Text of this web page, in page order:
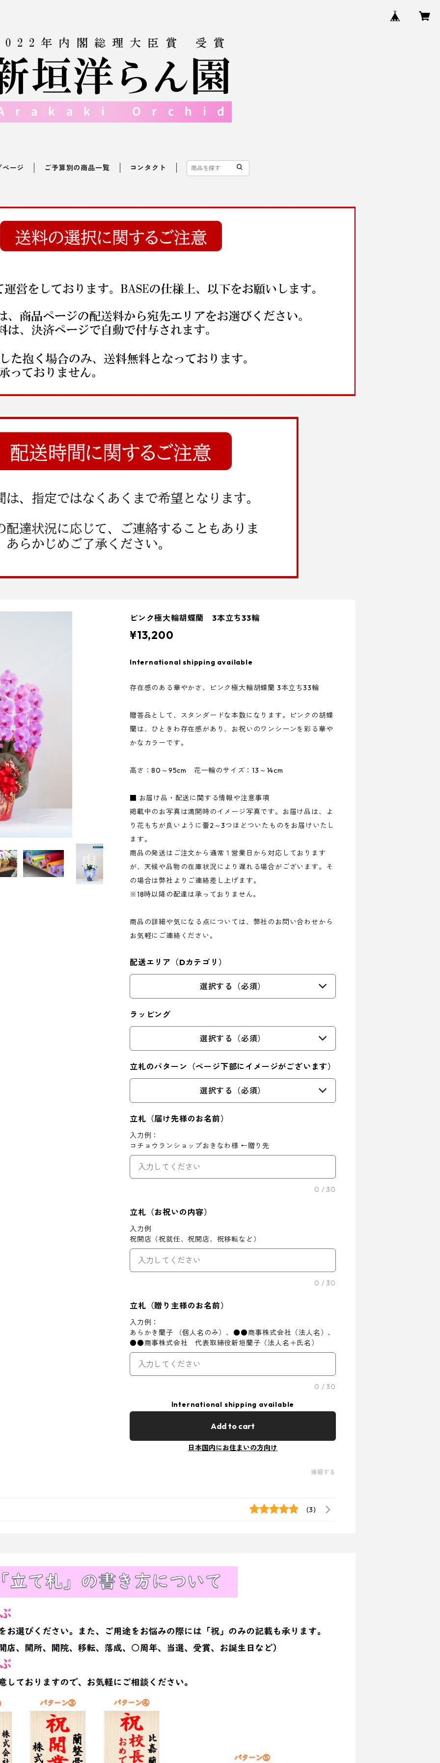
ページ ご予算別の商品一覧 コンタクト
ピンク極大輪胡蝶蘭 3本立ち33輪
¥13,200
International shipping available
存在感のある華やかさ、ピンク極大輪胡蝶蘭 3本立ち33輪
贈答品として、スタンダードな本数になります。ピンクの胡蝶
蘭は、ひときわ存在感があり、お祝いのワンシーンを彩る華や
かなカラーです。
高さ：80～95cm 花一輪のサイズ：13～14cm
■ お届け品・配送に関する情報や注意事項
掲載中のお写真は満開時のイメージ写真です。お届け品は、よ
り花もちが良いように蕾2～3つほどついたものをお届けいたし
ます。
商品の発送はご注文から通常１営業日から対応しております
が、天候や品物の在庫状況により遅れる場合がございます。そ
の場合は弊社よりご連絡差し上げます。
※18時以降の配達は承っておりません。
商品の詳細や気になる点については、弊社のお問い合わせから
お気軽にご連絡ください。
配送エリア（Dカテゴリ）
選択する（必須）
ラッピング
選択する（必須）
立札のパターン（ページ下部にイメージがございます）
選択する（必須）
立札（届け先様のお名前）
入力例：
コチョウランショップおきなわ様 ←贈り先
0 / 30
立札（お祝いの内容）
入力例
祝開店（祝就任、祝開店、祝移転など）
0 / 30
立札（贈り主様のお名前）
入力例：
あらかき蘭子 （個人名のみ）、●●商事株式会社（法人名）、
●●商事株式会社 代表取締役新垣蘭子（法人名＋氏名）
0 / 30
International shipping available
Add to cart
日本国内にお住まいの方向け
通報する
(3)